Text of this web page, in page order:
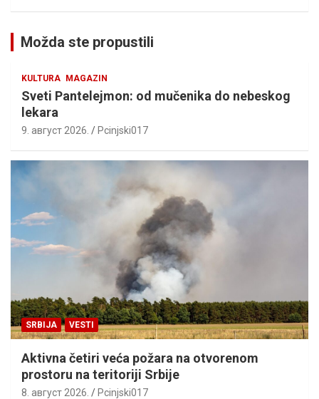
Možda ste propustili
KULTURA MAGAZIN
Sveti Pantelejmon: od mučenika do nebeskog
lekara
9. август 2026. Pcinjski017
SRBIJA VESTI
Aktivna četiri veća požara na otvorenom
prostoru na teritoriji Srbije
8. август 2026. Pcinjski017